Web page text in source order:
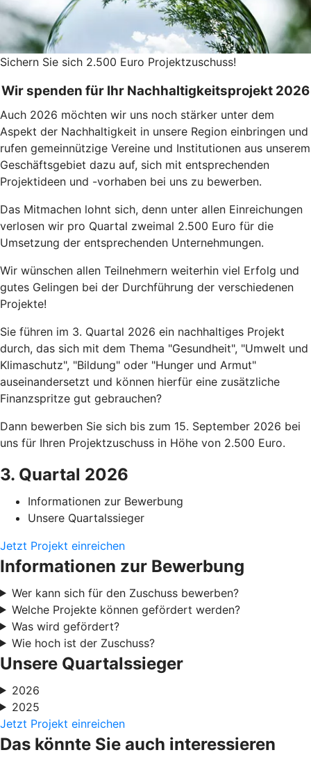
Sichern Sie sich 2.500 Euro Projektzuschuss!
Wir spenden für Ihr Nachhaltigkeitsprojekt 2026
Auch 2026 möchten wir uns noch stärker unter dem
Aspekt der Nachhaltigkeit in unsere Region einbringen und
rufen gemeinnützige Vereine und Institutionen aus unserem
Geschäftsgebiet dazu auf, sich mit entsprechenden
Projektideen und -vorhaben bei uns zu bewerben.
Das Mitmachen lohnt sich, denn unter allen Einreichungen
verlosen wir pro Quartal zweimal 2.500 Euro für die
Umsetzung der entsprechenden Unternehmungen.
Wir wünschen allen Teilnehmern weiterhin viel Erfolg und
gutes Gelingen bei der Durchführung der verschiedenen
Projekte!
Sie führen im 3. Quartal 2026 ein nachhaltiges Projekt
durch, das sich mit dem Thema "Gesundheit", "Umwelt und
Klimaschutz", "Bildung" oder "Hunger und Armut"
auseinandersetzt und können hierfür eine zusätzliche
Finanzspritze gut gebrauchen?
Dann bewerben Sie sich bis zum 15. September 2026 bei
uns für Ihren Projektzuschuss in Höhe von 2.500 Euro.
3. Quartal 2026
Informationen zur Bewerbung
Unsere Quartalssieger
Jetzt Projekt einreichen
Informationen zur Bewerbung
Wer kann sich für den Zuschuss bewerben?
Welche Projekte können gefördert werden?
Was wird gefördert?
Wie hoch ist der Zuschuss?
Unsere Quartalssieger
2026
2025
Jetzt Projekt einreichen
Das könnte Sie auch interessieren